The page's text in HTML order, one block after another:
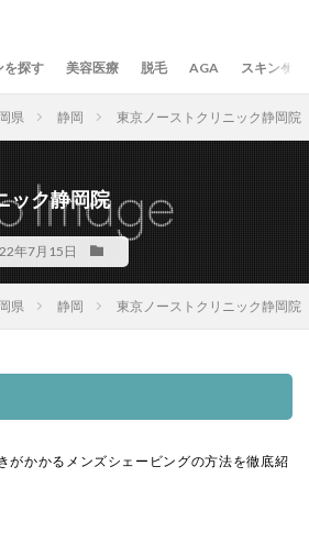
を探す 美容医療 脱毛 AGA スキンケア
県 静岡 東京ノーストクリニック静岡院
ック静岡院
年7月15日
県 静岡 東京ノーストクリニック静岡院
がかかるメンズシェービングの方法を徹底紹